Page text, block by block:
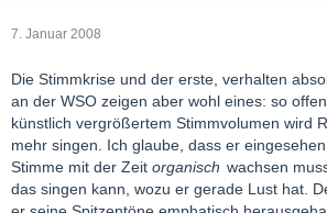
7. Januar 2008
Die Stimmkrise und der erste, verhalten
an der WSO zeigen aber wohl eines: so
künstlich vergrößertem Stimmvolumen wird
mehr singen. Ich glaube, dass er
Stimme mit der Zeit organisch wachsen
das singen kann, wozu er gerade Lust hat.